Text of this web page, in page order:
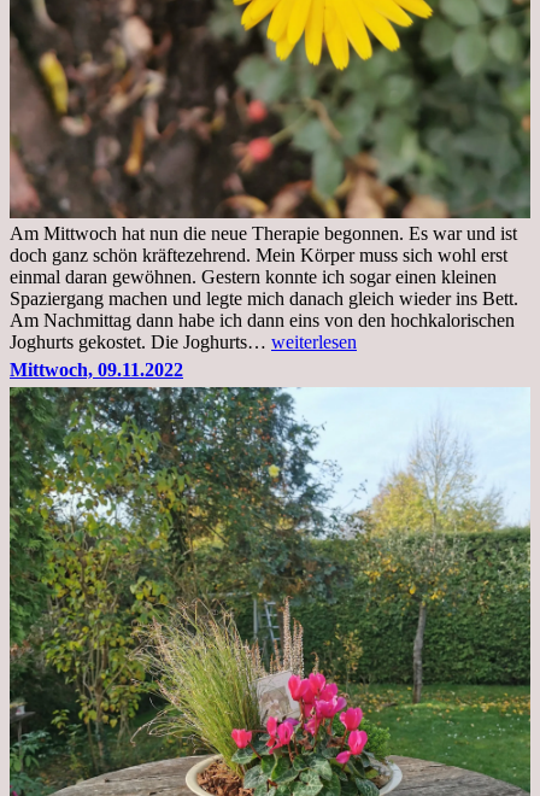
Am Mittwoch hat nun die neue Therapie begonnen. Es war und ist
doch ganz schön kräftezehrend. Mein Körper muss sich wohl erst
einmal daran gewöhnen. Gestern konnte ich sogar einen kleinen
Spaziergang machen und legte mich danach gleich wieder ins Bett.
Am Nachmittag dann habe ich dann eins von den hochkalorischen
Joghurts gekostet. Die Joghurts… Freitag,
Therapie
Beginn
gut
überstanden
weiterlesen
Mittwoch, 09.11.2022